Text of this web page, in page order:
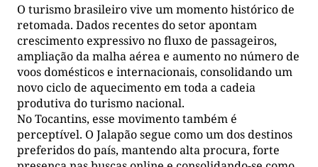
O turismo brasileiro vive um momento histórico de
retomada. Dados recentes do setor apontam
crescimento expressivo no fluxo de passageiros,
ampliação da malha aérea e aumento no número de
voos domésticos e internacionais, consolidando um
novo ciclo de aquecimento em toda a cadeia
produtiva do turismo nacional.
No Tocantins, esse movimento também é
perceptível. O Jalapão segue como um dos destinos
preferidos do país, mantendo alta procura, forte